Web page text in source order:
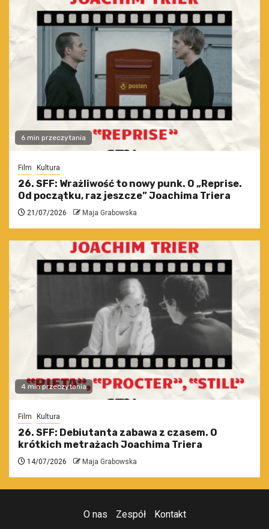
6 min przeczytania
Film Kultura
26. SFF: Wrażliwość to nowy punk. O „Reprise.
Od początku, raz jeszcze” Joachima Triera
21/07/2026 Maja Grabowska
4 min przeczytania
Film Kultura
26. SFF: Debiutanta zabawa z czasem. O
krótkich metrażach Joachima Triera
14/07/2026 Maja Grabowska
O nas Zespół Kontakt